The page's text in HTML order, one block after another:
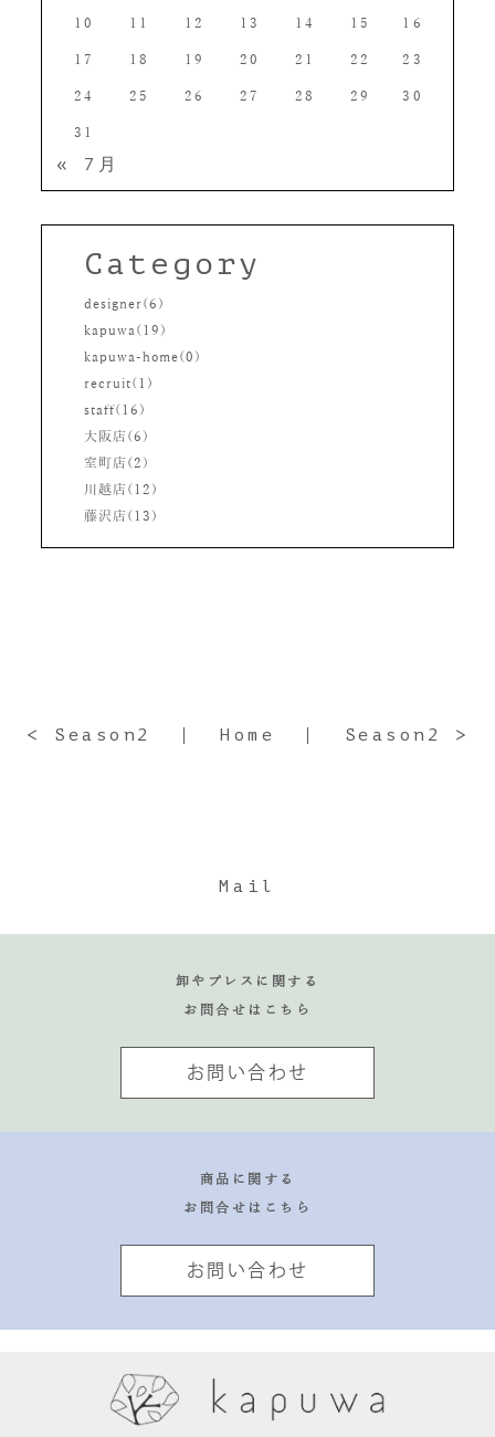
10 11 12 13 14 15 16
17 18 19 20 21 22 23
24 25 26 27 28 29 30
31
« 7月
Category
designer(6)
kapuwa(19)
kapuwa-home(0)
recruit(1)
staff(16)
大阪店(6)
室町店(2)
川越店(12)
藤沢店(13)
< Season2 Home Season2 >
Mail
卸やプレスに関する
お問合せはこちら
お問い合わせ
商品に関する
お問合せはこちら
お問い合わせ